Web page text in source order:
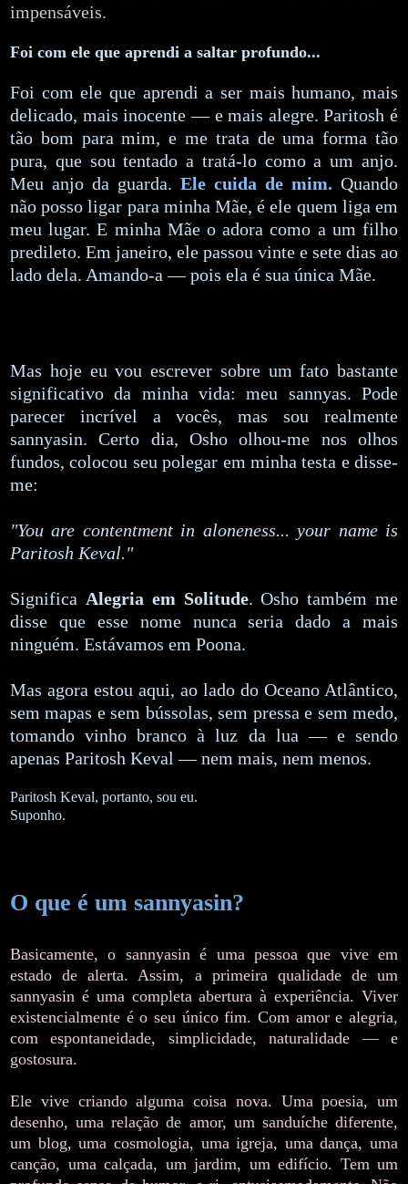
impensáveis.
Foi com ele que aprendi a saltar profundo...
Foi com ele que aprendi a ser mais humano, mais
delicado, mais inocente — e mais alegre. Paritosh é
tão bom para mim, e me trata de uma forma tão
pura, que sou tentado a tratá-lo como a um anjo.
Meu anjo da guarda. Ele cuida de mim. Quando
não posso ligar para minha Mãe, é ele quem liga em
meu lugar. E minha Mãe o adora como a um filho
predileto. Em janeiro, ele passou vinte e sete dias ao
lado dela. Amando-a — pois ela é sua única Mãe.
Mas hoje eu vou escrever sobre um fato bastante
significativo da minha vida: meu sannyas. Pode
parecer incrível a vocês, mas sou realmente
sannyasin. Certo dia, Osho olhou-me nos olhos
fundos, colocou seu polegar em minha testa e disse-
me:
"You are contentment in aloneness... your name is
Paritosh Keval."
Significa Alegria em Solitude. Osho também me
disse que esse nome nunca seria dado a mais
ninguém. Estávamos em Poona.
Mas agora estou aqui, ao lado do Oceano Atlântico,
sem mapas e sem bússolas, sem pressa e sem medo,
tomando vinho branco à luz da lua — e sendo
apenas Paritosh Keval — nem mais, nem menos.
Paritosh Keval, portanto, sou eu.
Suponho.
O que é um sannyasin?
Basicamente, o sannyasin é uma pessoa que vive em
estado de alerta. Assim, a primeira qualidade de um
sannyasin é uma completa abertura à experiência. Viver
existencialmente é o seu único fim. Com amor e alegria,
com espontaneidade, simplicidade, naturalidade — e
gostosura.
Ele vive criando alguma coisa nova. Uma poesia, um
desenho, uma relação de amor, um sanduíche diferente,
um blog, uma cosmologia, uma igreja, uma dança, uma
canção, uma calçada, um jardim, um edifício. Tem um